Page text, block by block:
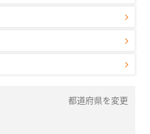
都道府県を変更